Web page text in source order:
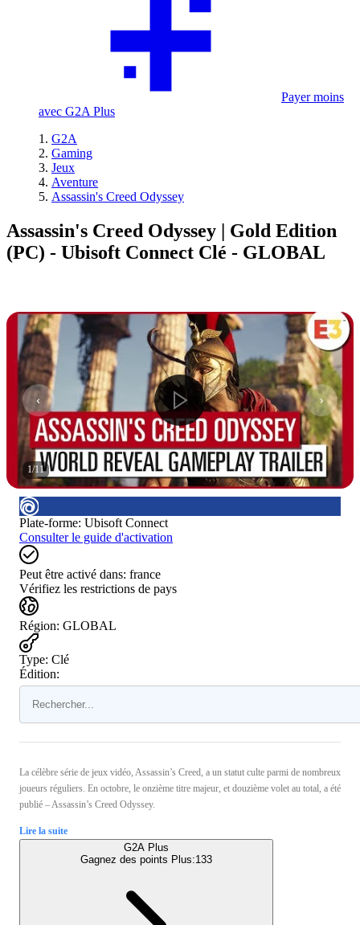
Payer moins
avec G2A Plus
G2A
Gaming
Jeux
Aventure
Assassin's Creed Odyssey
Assassin's Creed Odyssey | Gold Edition
(PC) - Ubisoft Connect Clé - GLOBAL
1/11
Plate-forme: Ubisoft Connect
Consulter le guide d'activation
Peut être activé dans: france
Vérifiez les restrictions de pays
Région: GLOBAL
Type: Clé
Édition:
La célèbre série de jeux vidéo, Assassin’s Creed, a un statut culte parmi de nombreux
joueurs réguliers. En octobre, le onzième titre majeur, et douzième volet au total, a été
publié – Assassin’s Creed Odyssey.
Lire la suite
G2A Plus
Gagnez des points Plus:133